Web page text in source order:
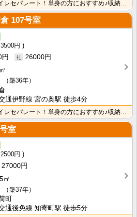
107号室
3500円
円
26000円
（築36年）
通伊野線 宮の奥駅 徒歩4分
室
2500円
27000円
㎡
（築37年）
町
通後免線 知寄町駅 徒歩5分